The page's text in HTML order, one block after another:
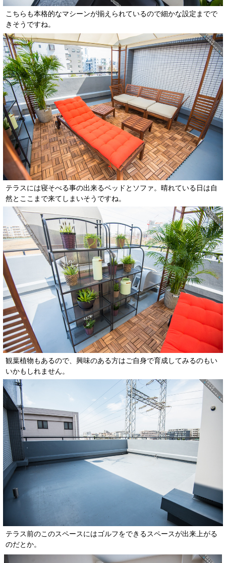
こちらも本格的なマシーンが揃えられているので細かな設定までで
きそうですね。
テラスには寝そべる事の出来るベッドとソファ。晴れている日は自
然とここまで来てしまいそうですね。
観葉植物もあるので、興味のある方はご自身で育成してみるのもい
いかもしれません。
テラス前のこのスペースにはゴルフをできるスペースが出来上がる
のだとか。